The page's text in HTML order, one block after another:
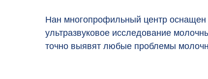
Нан многопрофильный центр оснащен
ультразвуковое исследование
точно выявят любые проблемы